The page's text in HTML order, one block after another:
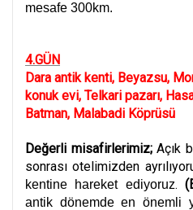
mesafe 300km.
4.GÜN
Dara antik kenti, Beyazsu,
konuk evi, Telkari pazarı,
Batman, Malabadi Köprüsü
Değerli misafirlerimiz;Açık
sonrası otelimizden
kentine hareket ediyoruz.
antik dönemde en önemli